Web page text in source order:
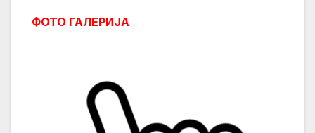
ФОТО ГАЛЕРИЈА